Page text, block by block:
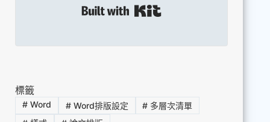
標籤
#Word #Word排版設定 # 多層次清單